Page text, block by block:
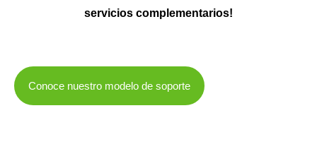
servicios complementarios!
Conoce nuestro modelo de soporte